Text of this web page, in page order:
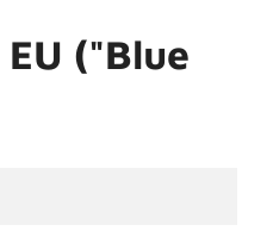
("Blue